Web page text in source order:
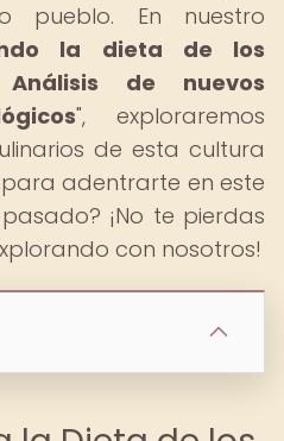
pueblo. En nuestro
la dieta de los
de nuevos
", exploraremos
de esta cultura
para adentrarte en este
¡No te pierdas
con nosotros!